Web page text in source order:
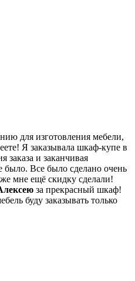
для изготовления мебели,
Я заказывала шкаф-купе в
заказа и заканчивая
Все было сделано очень
мне ещё скидку сделали!
за прекрасный шкаф!
буду заказывать только